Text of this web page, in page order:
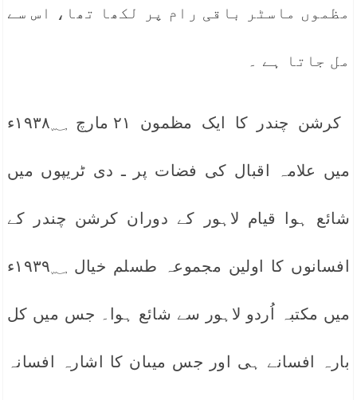
مظموں ماسٹر باقی رام پر لکھا تھا، اس سے
مل جاتا ہے ۔
کرشن چندر کا ایک مظمون ۲۱ مارچ ۱۹۳۸؁ء
میں علامہ اقبال کی فضات پر ـ دی ٹریپوں میں
شائع ہوا قیام لاہور کے دوران کرشن چندر کے
افسانوں کا اولین مجموعہ طسلم خیال ۱۹۳۹؁ء
میں مکتبہ اُردو لاہور سے شائع ہوا۔ جس میں کل
بارہ افسانے ہی اور جس میںان کا اشارہ افسانہ